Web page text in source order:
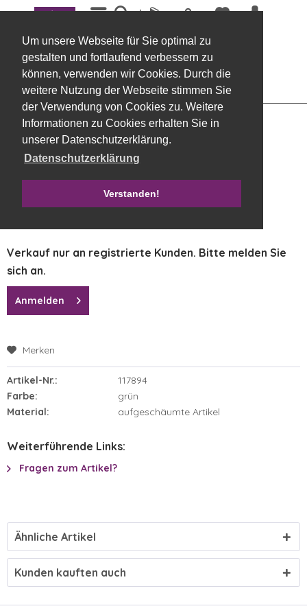
Um unsere Webseite für Sie optimal zu
gestalten und fortlaufend verbessern zu
können, verwenden wir Cookies. Durch die
weitere Nutzung der Webseite stimmen Sie
der Verwendung von Cookies zu. Weitere
Informationen zu Cookies erhalten Sie in
unserer Datenschutzerklärung.
Datenschutzerklärung
Verstanden!
Menü
Übersicht Steckhilfen, frisch
Oasis Ideal Kugel 25cm
Verkauf nur an registrierte Kunden. Bitte melden Sie
sich an.
Anmelden
Merken
Artikel-Nr.:
117894
Farbe:
grün
Material:
aufgeschäumte Artikel
Weiterführende Links:
Fragen zum Artikel?
Ähnliche Artikel
Kunden kauften auch